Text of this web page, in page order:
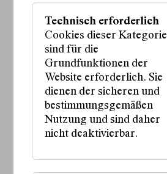
Technisch erforderlich
Cookies dieser Kategorie
sind für die
Grundfunktionen der
Website erforderlich. Sie
dienen der sicheren und
bestimmungsgemäßen
Nutzung und sind daher
nicht deaktivierbar.